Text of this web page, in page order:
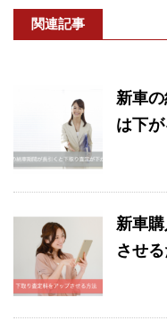
関連記事
新車
は下
新車
させ